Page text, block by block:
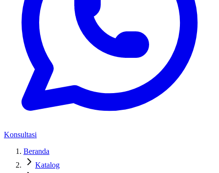
Konsultasi
Beranda
Katalog